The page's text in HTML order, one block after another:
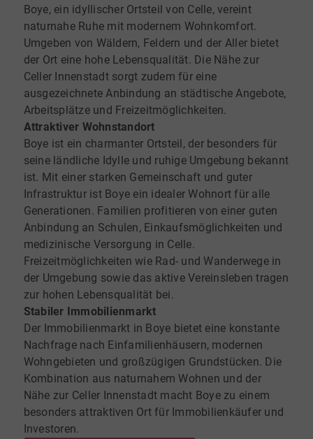
Boye, ein idyllischer Ortsteil von Celle, vereint
naturnahe Ruhe mit modernem Wohnkomfort.
Umgeben von Wäldern, Feldern und der Aller bietet
der Ort eine hohe Lebensqualität. Die Nähe zur
Celler Innenstadt sorgt zudem für eine
ausgezeichnete Anbindung an städtische Angebote,
Arbeitsplätze und Freizeitmöglichkeiten.
Attraktiver Wohnstandort
Boye ist ein charmanter Ortsteil, der besonders für
seine ländliche Idylle und ruhige Umgebung bekannt
ist. Mit einer starken Gemeinschaft und guter
Infrastruktur ist Boye ein idealer Wohnort für alle
Generationen. Familien profitieren von einer guten
Anbindung an Schulen, Einkaufsmöglichkeiten und
medizinische Versorgung in Celle.
Freizeitmöglichkeiten wie Rad- und Wanderwege in
der Umgebung sowie das aktive Vereinsleben tragen
zur hohen Lebensqualität bei.
Stabiler Immobilienmarkt
Der Immobilienmarkt in Boye bietet eine konstante
Nachfrage nach Einfamilienhäusern, modernen
Wohngebieten und großzügigen Grundstücken. Die
Kombination aus naturnahem Wohnen und der
Nähe zur Celler Innenstadt macht Boye zu einem
besonders attraktiven Ort für Immobilienkäufer und
Investoren.